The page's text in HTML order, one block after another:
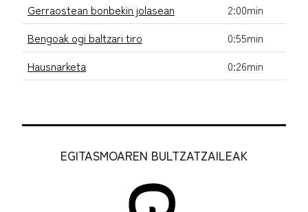
Gerraostean bonbekin jolasean
2:00min
Bengoak ogi baltzari tiro
0:55min
Hausnarketa
0:26min
EGITASMOAREN BULTZATZAILEAK